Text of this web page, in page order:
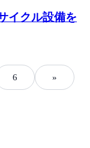
イクル設備を
6 »